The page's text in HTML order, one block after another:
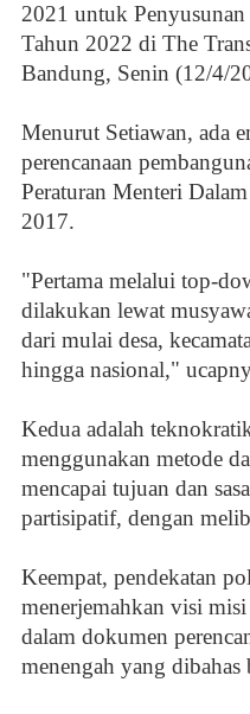
2021 untuk
Tahun 2022 di The
Bandung, Senin (12/4/
Menurut Setiawan, ada
perencanaan
Peraturan Menteri
2017.
"Pertama melalui top-
dilakukan lewat
dari mulai desa,
hingga nasional,"
Kedua adalah
menggunakan metode
mencapai tujuan dan
partisipatif, dengan
Keempat, pendekatan
menerjemahkan visi
dalam dokumen
menengah yang dibahas